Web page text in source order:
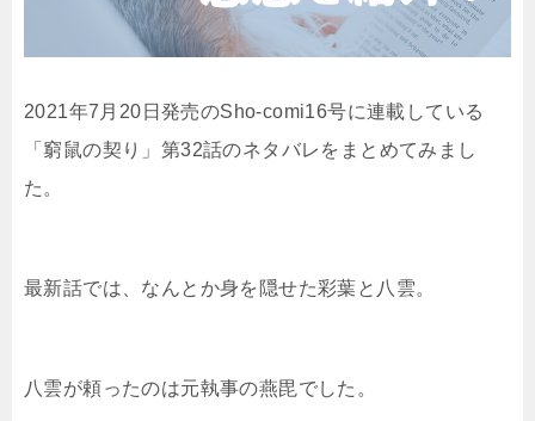
2021年7月20日発売のSho-comi16号に連載している
「窮鼠の契り」第32話のネタバレをまとめてみまし
た。
最新話では、なんとか身を隠せた彩葉と八雲。
八雲が頼ったのは元執事の燕毘でした。